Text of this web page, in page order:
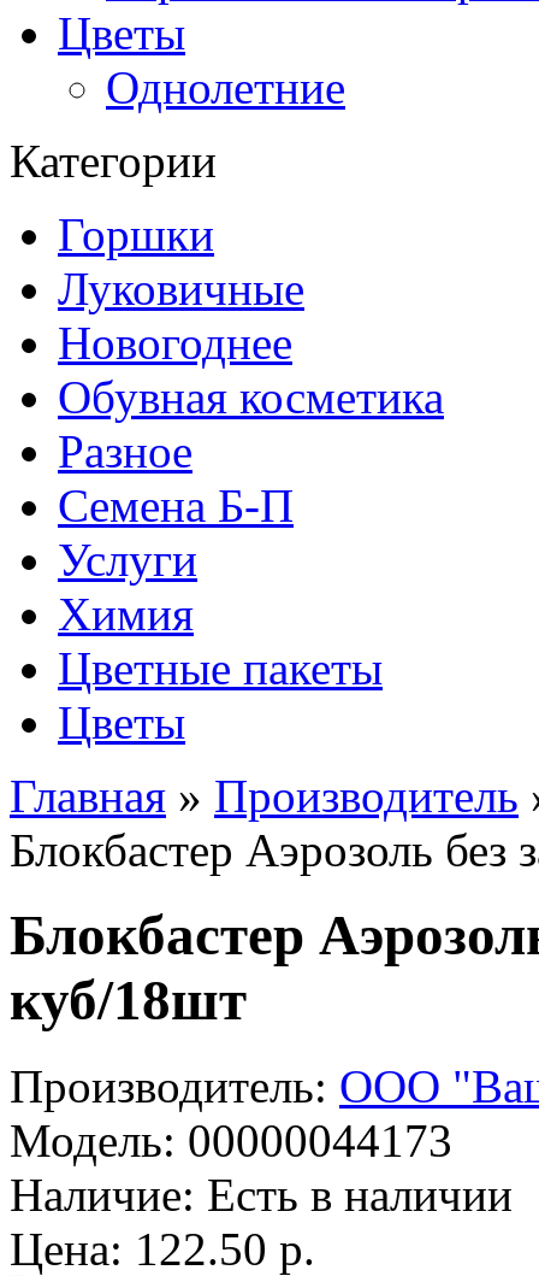
Цветы
Однолетние
Категории
Горшки
Луковичные
Новогоднее
Обувная косметика
Разное
Семена Б-П
Услуги
Химия
Цветные пакеты
Цветы
Главная » Производитель
Блокбастер Аэрозоль
Блокбастер
куб/18шт
Производитель: ООО
Модель: 00000044173
Наличие: Есть в наличии
Цена: 122.50 р.